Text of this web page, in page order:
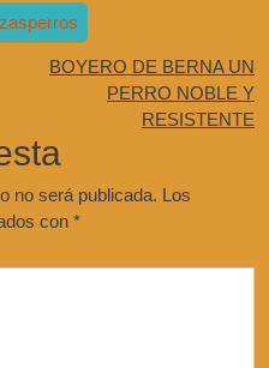
BOYERO DE BERNA UN
PERRO NOBLE Y
RESISTENTE
no será publicada. Los
con *